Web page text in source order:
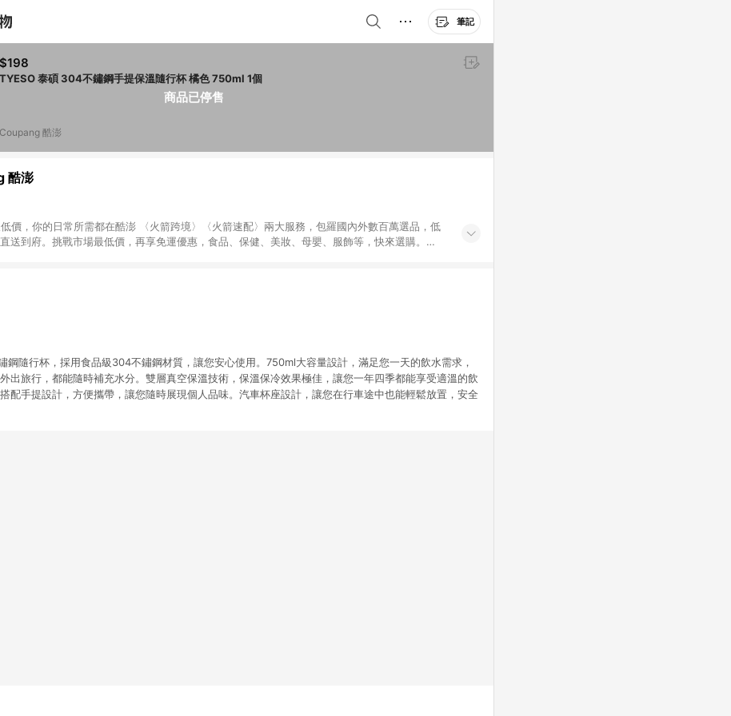
筆記
商品已停售
$198
TYESO 泰碩 304不鏽鋼手提保溫隨行杯 橘色 750ml 1個
Coupang 酷澎
酷澎
價，你的日常所需都在酷澎 〈火箭跨境〉〈火箭速配〉兩大服務，包羅國內外數百萬選品，低
送到府。挑戰市場最低價，再享免運優惠，食品、保健、美妝、母嬰、服飾等，快來選購。
鋼隨行杯，採用食品級304不鏽鋼材質，讓您安心使用。750ml大容量設計，滿足您一天的飲水需求，
出旅行，都能隨時補充水分。雙層真空保溫技術，保溫保冷效果極佳，讓您一年四季都能享受適溫的飲
配手提設計，方便攜帶，讓您隨時展現個人品味。汽車杯座設計，讓您在行車途中也能輕鬆放置，安全